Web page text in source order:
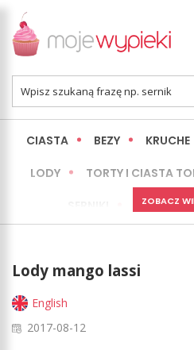
CIASTA BEZY KRUCHE
LODY TORTY I CIASTA
MINI
LŻEJSZE /
ZOBACZ
Lody mango lassi
English
2017-08-12